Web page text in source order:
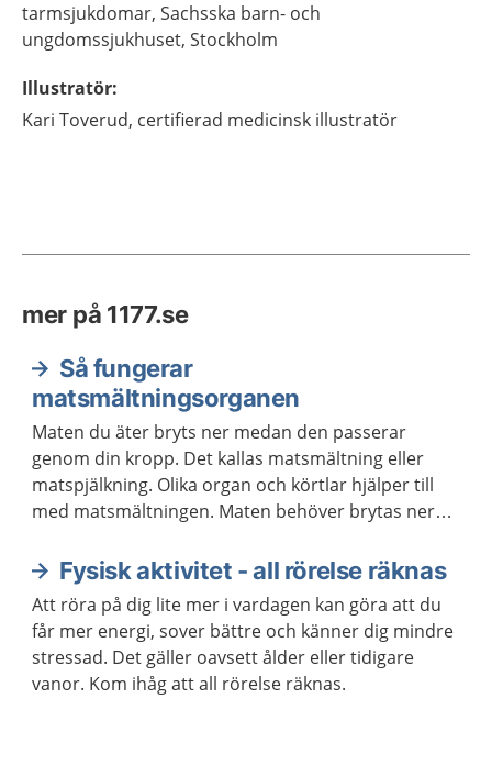
tarmsjukdomar, Sachsska barn- och
ungdomssjukhuset, Stockholm
Illustratör:
Kari Toverud, certifierad medicinsk illustratör
mer på 1177.se
Så fungerar
matsmältningsorganen
Maten du äter bryts ner medan den passerar
genom din kropp. Det kallas matsmältning eller
matspjälkning. Olika organ och körtlar hjälper till
med matsmältningen. Maten behöver brytas ner
maten innehåller.
Fysisk aktivitet - all rörelse räknas
Att röra på dig lite mer i vardagen kan göra att du
får mer energi, sover bättre och känner dig mindre
stressad. Det gäller oavsett ålder eller tidigare
vanor. Kom ihåg att all rörelse räknas.